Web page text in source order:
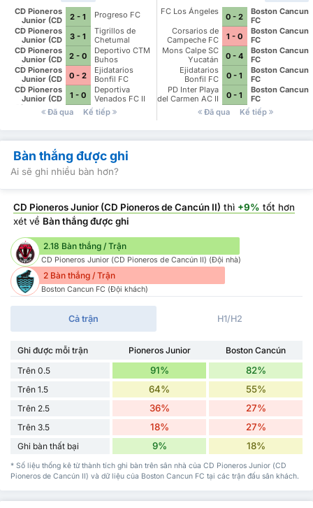
CD Pioneros
Junior (CD
Pioneros de
Cancún II)
2 - 1
Progreso FC
CD Pioneros
Junior (CD
Pioneros de
Cancún II)
3 - 1
Tigrillos de
Chetumal
CD Pioneros
Junior (CD
Pioneros de
Cancún II)
2 - 0
Deportivo CTM
Buhos
CD Pioneros
Junior (CD
Pioneros de
Cancún II)
0 - 2
Ejidatarios
Bonfil FC
CD Pioneros
Junior (CD
Pioneros de
Cancún II)
1 - 0
Deportiva
Venados FC II
Đã qua
Kế tiếp
FC Los Ángeles
0 - 2
Boston Cancun
FC
Corsarios de
Campeche FC
1 - 0
Boston Cancun
FC
Mons Calpe SC
Yucatán
0 - 4
Boston Cancun
FC
Ejidatarios
Bonfil FC
0 - 1
Boston Cancun
FC
PD Inter Playa
del Carmen AC II
0 - 1
Boston Cancun
FC
Đã qua
Kế tiếp
Bàn thắng được ghi
Ai sẽ ghi nhiều bàn hơn?
CD Pioneros Junior (CD Pioneros de Cancún II) thì +9% tốt hơn
xét về Bàn thắng được ghi
2.18 Bàn thắng / Trận
CD Pioneros Junior (CD Pioneros de Cancún II) (Đội nhà)
2 Bàn thắng / Trận
Boston Cancun FC (Đội khách)
Cả trận H1/H2
Ghi được mỗi trận Pioneros Junior
Boston Cancún
Trên 0.5
91% 82%
Trên 1.5 64% 55%
Trên 2.5 36% 27%
Trên 3.5 18% 27%
Ghi bàn thất bại 9% 18%
* Số liệu thống kê từ thành tích ghi bàn trên sân nhà của CD Pioneros Junior (CD
Pioneros de Cancún II) và dữ liệu của Boston Cancun FC tại các trận đấu sân khách.